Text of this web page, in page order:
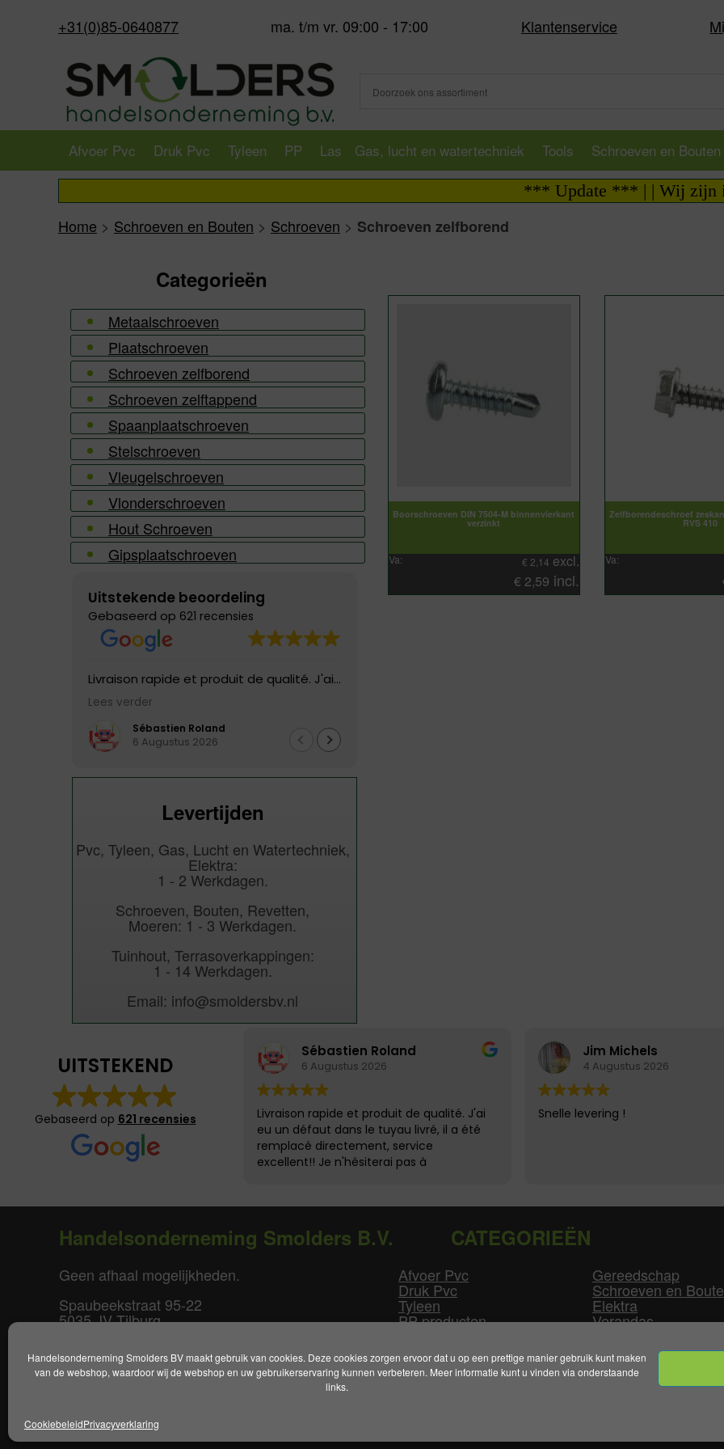
Handelsonderneming Smolders BV maakt gebruik van cookies. Deze cookies zorgen ervoor dat u op een prettige manier gebruik kunt maken
van de webshop, waardoor wij de webshop en uw gebruikerservaring kunnen verbeteren. Meer informatie kunt u vinden via onderstaande
links.
CookiebeleidPrivacyverklaring
+31(0)85-0640877 ma. t/m vr. 09:00 - 17:00 Klantenservice
Afvoer Pvc Druk Pvc Tyleen PP Las Gas, lucht en watertechniek Tools Schroeven en Bouten
*** Update *** | | Wij zijn
Home > Schroeven en Bouten > Schroeven > Schroeven zelfborend
Categorieën
Metaalschroeven
Plaatschroeven
Schroeven zelfborend
Schroeven zelftappend
Spaanplaatschroeven
Stelschroeven
Vleugelschroeven
Vlonderschroeven
Hout Schroeven
Gipsplaatschroeven
Uitstekende beoordeling
Gebaseerd op 621 recensies
Livraison rapide et produit de qualité. J'ai
eu un défaut dans le tuyau livré, il a été
Je n'hésiterai pas à recommander
Lees verder
Sébastien Roland
6 Augustus 2026
Levertijden
Pvc, Tyleen, Gas, Lucht en Watertechniek,
Elektra:
1 - 2 Werkdagen.
Schroeven, Bouten, Revetten,
Moeren: 1 - 3 Werkdagen.
Tuinhout, Terrasoverkappingen:
1 - 14 Werkdagen.
Email: info@smoldersbv.nl
Boorschroeven DIN 7504-M binnenvierkant
verzinkt
Va: € 2,14 excl.
€ 2,59 incl.
Zelfborendeschroef
RVS 410
Va:
UITSTEKEND
Gebaseerd op 621 recensies
Sébastien Roland
6 Augustus 2026
Livraison rapide et produit de qualité. J'ai
eu un défaut dans le tuyau livré, il a été
remplacé directement, service
excellent!! Je n'hésiterai pas à
Jim Michels
4 Augustus 2026
Snelle levering !
Handelsonderneming Smolders B.V.
Geen afhaal mogelijkheden.
Spaubeekstraat 95-22
5035 JV Tilburg
T. +31(0)85-0640877
E.info@smoldersbv.nl
CATEGORIEËN
Afvoer Pvc
Druk Pvc
Tyleen
PP producten
GLW producten
Gereedschap
Schroeven en
Elektra
Verandas
Overige
|Algemene Voorwaarden